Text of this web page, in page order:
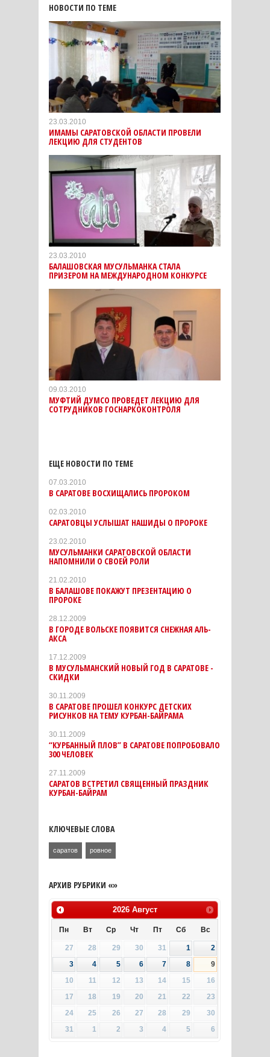
НОВОСТИ ПО ТЕМЕ
23.03.2010
ИМАМЫ САРАТОВСКОЙ ОБЛАСТИ ПРОВЕЛИ
ЛЕКЦИЮ ДЛЯ СТУДЕНТОВ
23.03.2010
БАЛАШОВСКАЯ МУСУЛЬМАНКА СТАЛА
ПРИЗЕРОМ НА МЕЖДУНАРОДНОМ КОНКУРСЕ
09.03.2010
МУФТИЙ ДУМСО ПРОВЕДЕТ ЛЕКЦИЮ ДЛЯ
СОТРУДНИКОВ ГОСНАРКОКОНТРОЛЯ
ЕЩЕ НОВОСТИ ПО ТЕМЕ
07.03.2010
В САРАТОВЕ ВОСХИЩАЛИСЬ ПРОРОКОМ
02.03.2010
САРАТОВЦЫ УСЛЫШАТ НАШИДЫ О ПРОРОКЕ
23.02.2010
МУСУЛЬМАНКИ САРАТОВСКОЙ ОБЛАСТИ
НАПОМНИЛИ О СВОЕЙ РОЛИ
21.02.2010
В БАЛАШОВЕ ПОКАЖУТ ПРЕЗЕНТАЦИЮ О
ПРОРОКЕ
28.12.2009
В ГОРОДЕ ВОЛЬСКЕ ПОЯВИТСЯ СНЕЖНАЯ АЛЬ-
АКСА
17.12.2009
В МУСУЛЬМАНСКИЙ НОВЫЙ ГОД В САРАТОВЕ -
СКИДКИ
30.11.2009
В САРАТОВЕ ПРОШЕЛ КОНКУРС ДЕТСКИХ
РИСУНКОВ НА ТЕМУ КУРБАН-БАЙРАМА
30.11.2009
“КУРБАННЫЙ ПЛОВ” В САРАТОВЕ ПОПРОБОВАЛО
300 ЧЕЛОВЕК
27.11.2009
САРАТОВ ВСТРЕТИЛ СВЯЩЕННЫЙ ПРАЗДНИК
КУРБАН-БАЙРАМ
КЛЮЧЕВЫЕ СЛОВА
саратов ровное
АРХИВ РУБРИКИ «»
2026 Август
Пн Вт Ср Чт Пт Сб Вс
27 28 29 30 31 1
2
3
4 5 6 7 8
9
10
11 12 13 14 15
16
17
18 19 20 21 22
23
24
25 26 27 28 29
30
31
1 2 3 4 5 6